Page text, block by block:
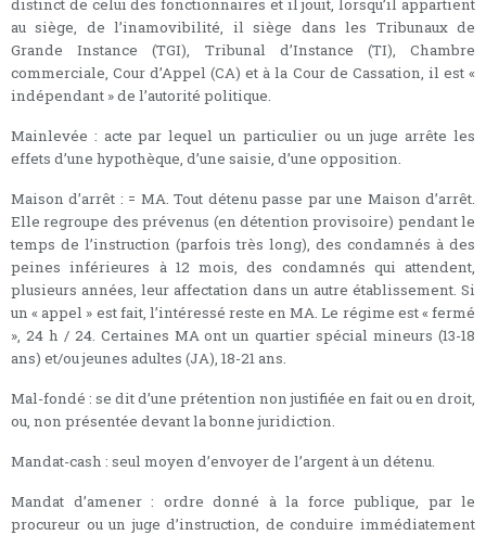
distinct de celui des fonctionnaires et il jouit, lorsqu’il appartient
au siège, de l’inamovibilité, il siège dans les Tribunaux de
Grande Instance (TGI), Tribunal d’Instance (TI), Chambre
commerciale, Cour d’Appel (CA) et à la Cour de Cassation, il est «
indépendant » de l’autorité politique.
Mainlevée : acte par lequel un particulier ou un juge arrête les
effets d’une hypothèque, d’une saisie, d’une opposition.
Maison d’arrêt : = MA. Tout détenu passe par une Maison d’arrêt.
Elle regroupe des prévenus (en détention provisoire) pendant le
temps de l’instruction (parfois très long), des condamnés à des
peines inférieures à 12 mois, des condamnés qui attendent,
plusieurs années, leur affectation dans un autre établissement. Si
un « appel » est fait, l’intéressé reste en MA. Le régime est « fermé
», 24 h / 24. Certaines MA ont un quartier spécial mineurs (13-18
ans) et/ou jeunes adultes (JA), 18-21 ans.
Mal-fondé : se dit d’une prétention non justifiée en fait ou en droit,
ou, non présentée devant la bonne juridiction.
Mandat-cash : seul moyen d’envoyer de l’argent à un détenu.
Mandat d’amener : ordre donné à la force publique, par le
procureur ou un juge d’instruction, de conduire immédiatement